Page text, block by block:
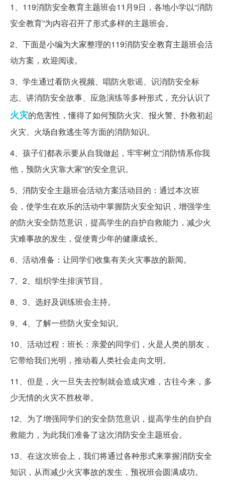
1、119消防安全教育主题班会11月9日，各地小学以“消防
安全教育”为内容召开了形式多样的主题班会。
2、下面是小编为大家整理的119消防安全教育主题班会活
动方案，欢迎阅读。
3、学生通过看防火视频、唱防火歌谣、识消防安全标
志、讲消防安全故事、应急演练等多种形式，充分认识了
火灾的危害性，懂得了如何预防火灾、报火警、扑救初起
火灾、火场自救逃生等方面的消防知识。
4、孩子们都表示要从自我做起，牢牢树立“消防情系你我
他，预防火灾靠大家”的安全意识。
5、消防安全主题班会活动方案活动目的：通过本次班
会，使学生在欢乐的活动中掌握防火安全知识，增强学生
的防火安全防范意识，提高学生的自护自救能力，减少火
灾难事故的发生，促使青少年的健康成长。
6、活动准备：让同学们收集有关火灾事故的新闻。
7、2、组织学生排演节目。
8、3、选好及训练班会主持。
9、4、了解一些防火安全知识。
10、活动过程：班长：亲爱的同学们，火是人类的朋友，
它带给我们光明，推动着人类社会走向文明。
11、但是，火一旦失去控制就会造成灾难，古往今来，多
少无情的火灾不胜枚举。
12、为了增强同学们的安全防范意识，提高学生的自护自
救能力，为此我们准备了这次消防安全主题班会。
13、在这次班会上，我们将通过各种形式来掌握消防安全
知识，从而减少火灾事故的发生，预祝班会圆满成功。